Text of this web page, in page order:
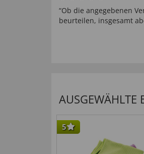
“Ob die angegebenen
beurteilen, insgesamt
“gute Qualität und gute
hilfreich (
AUSGEWÄHLTE
5